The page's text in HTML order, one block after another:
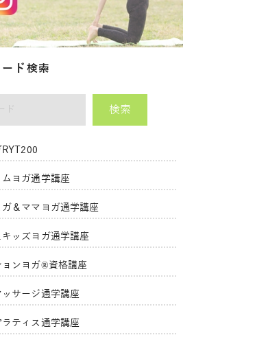
ド検索
検索
ムヨガ通学講座
ガ＆ママヨガ通学講座
キッズヨガ通学講座
ョンヨガ®資格講座
ッサージ通学講座
ラティス通学講座